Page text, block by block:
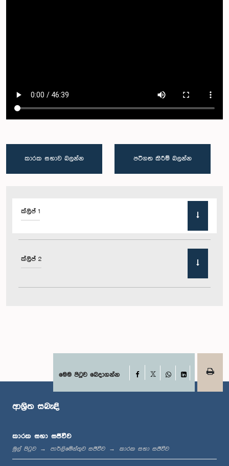
කාරක සභාව බලන්න පටිගත කිරීම් බලන්න
ක්ලිප් 1
ක්ලිප් 2
මෙම පිටුව බෙදාගන්න Facebook
WhatsApp
LinkedIn
ආශ්‍රිත සබැඳි
කාරක සභා සජීවීව
මුල් පිටුව පාර්ලිමේන්තුව සජීවීව කාරක සභා සජීවීව